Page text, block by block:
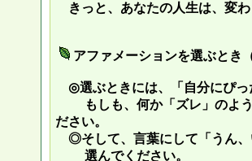
きっと、あなたの人生は、変
アファメーションを選ぶとき
◎選ぶときには、「自分にぴっ
もしも、何か「ズレ」のよう
ださい。
◎そして、言葉にして「うん、
選んでください。